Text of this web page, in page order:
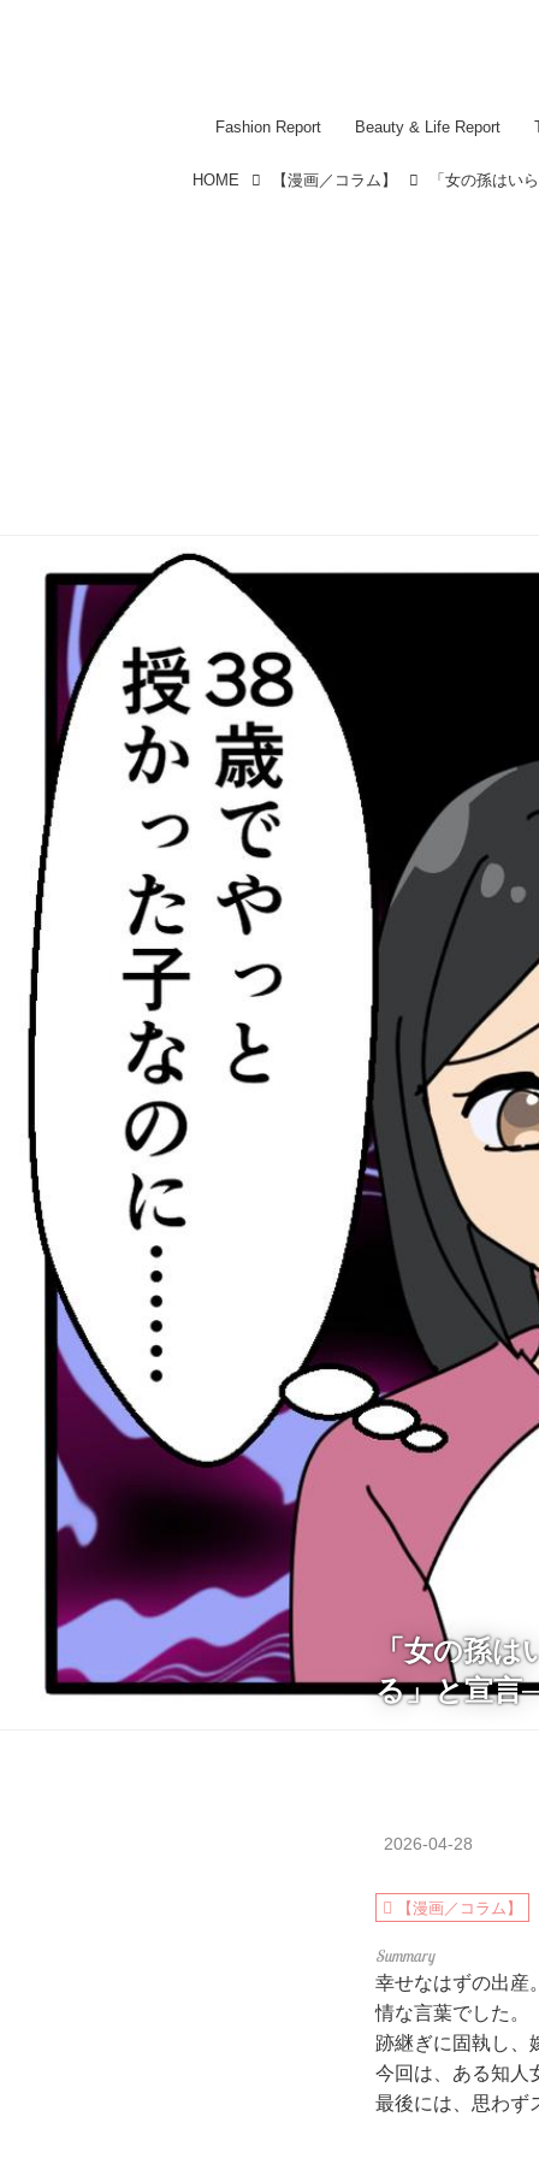
Fashion Report Beauty & Life Report
HOME 【漫画／コラム】
「女の孫
る」と宣言
2026-04-28
【漫画／コラム】
幸せなはずの出産
情な言葉でした。
跡継ぎに固執し、
今回は、ある知人
最後には、思わ